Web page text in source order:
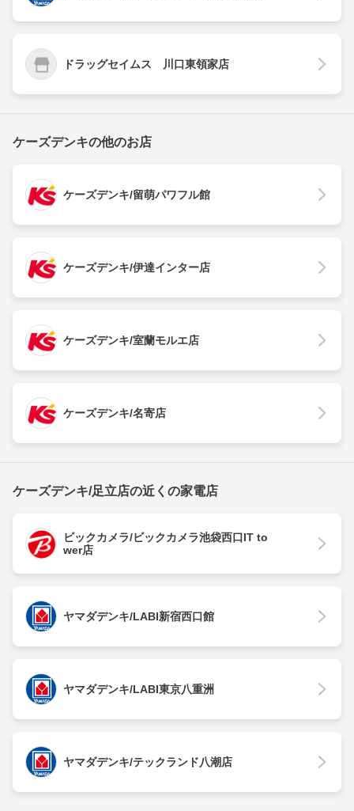
ドラッグセイムス 川口東領家店
ケーズデンキの他のお店
ケーズデンキ/留萌パワフル館
ケーズデンキ/伊達インター店
ケーズデンキ/室蘭モルエ店
ケーズデンキ/名寄店
ケーズデンキ/足立店の近くの家電店
ビックカメラ/ビックカメラ池袋西口IT to
wer店
ヤマダデンキ/LABI新宿西口館
ヤマダデンキ/LABI東京八重洲
ヤマダデンキ/テックランド八潮店